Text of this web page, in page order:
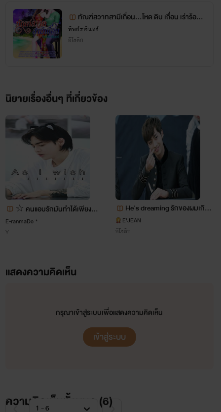
เหยียด มุมปากหยักยกกระตุกแล้วขยับเอื้อนเอ่ย พร้อมโยน
ธนบัตรสีเทาสองใบใส่หน้า
“เอาไปซะ รางวัลปลอบใจสำหรับของเหลือใช้อย่างเธอ เอาไป
บริการ ลองดูไหม?”
“ฝันไปเถอะ! ฉันจะคิดซะว่า ที่ผ่านมามันเป็นการทานครั้งยิ่ง
ใหญ่ ทานให้กับพวกสัตว์นรก เผื่อว่ามันจะได้ไปผุดไปเกิดกับเขา
เสียที ครั้นอยู่ต่อไปก็รั้งแต่รกโลก!”
ภีมวัจน์ได้ยินแล้วโกรธสุดๆ สงสัยแม่คุณมีแรงขึ้นมาแล้ว
สินะ ถึงได้ปากเก่งเถียงฉอดๆ แบบนี้
“อยากโดน ‘เอา’ อีกรอบใช่ไหมห๊ะ! มานี่!” กระชากร่างงาม
ลุกขึ้น ทว่าทิชารีย์กลับหน้าเบ้ เมื่อความเจ็บจี๊ดวิ่งจุกท้องน้อย
ออนไลน์จ้า และตอนนี้ก็ออก
อีบุ๊คสองสามเรื่องแล้วจ้ะ ฝาก
ติดตามผลงานของทิพย์ธาริ
ทัณฑ์สวาทสามีเถื่อน...โหด ดิบ เถื่อน เร่าร้อน n
c25+ อัพใหม่! ฉบับ Uncut!!! อ่านด่วน!
ทิพย์ธารินทร์
อีโรติก
นิยายเรื่องอื่นๆ ที่เกี่ยวข้อง
☆ คนแอบรักมันทำได้เพียง... :
As i wish ☆ [Yaoi]
E-ranmaDe *
Y
He's dreaming รักของผมเกิดจ
ากความ...มโน
E'JEAN
อีโรติก
แสดงความคิดเห็น
กรุณาเข้าสู่ระบบเพื่อแสดงความคิดเห็น
เข้าสู่ระบบ
ความคิดเห็นทั้งหมด (6)